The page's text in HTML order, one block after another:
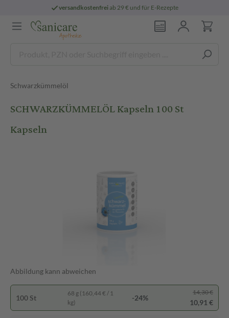
versandkostenfreiab 29 € und für E-Rezepte
Schwarzkümmelöl
SCHWARZKÜMMELÖL Kapseln 100 St
Kapseln
Abbildung kann abweichen
100 St
68 g (160,44 € / 1
kg)
-24%
14,30 €
10,91 €